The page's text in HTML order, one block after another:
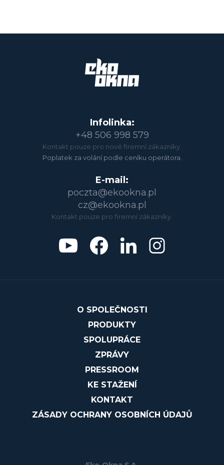
Infolinka:
+48 506 998 579
Kontakt pouze pro nové firemní zákazníky.
Poplatek za volání podle ceníku operátora.
E-mail:
poczta@ekookna.pl
cz@ekookna.pl
Kontakt pouze pro firemní zákazníky.
O SPOLEČNOSTI
PRODUKTY
SPOLUPRÁCE
ZPRÁVY
PRESSROOM
KE STAŽENÍ
KONTAKT
ZÁSADY OCHRANY OSOBNÍCH ÚDAJŮ